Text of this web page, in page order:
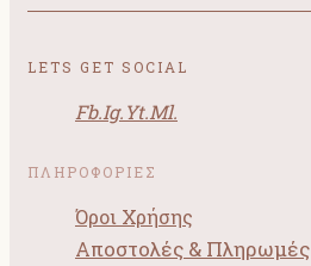
LETS GET SOCIAL
Fb.Ig.Yt.Ml.
ΠΛΗΡΟΦΟΡΙΕΣ
Όροι Χρήσης
Αποστολές & Πληρωμές